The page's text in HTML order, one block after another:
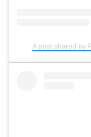
A post shared by